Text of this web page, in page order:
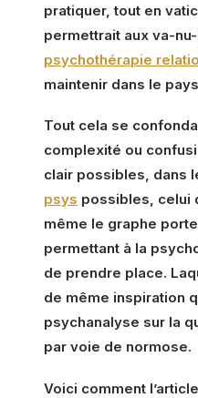
pratiquer, tout en
permettrait aux va-
psychothérapie
maintenir dans le
Tout cela se
complexité ou
clair possibles, dans
psys possibles, celui
même le graphe
permettant à la
de prendre place.
de même inspiration
psychanalyse sur la
par voie de normose.
Voici comment